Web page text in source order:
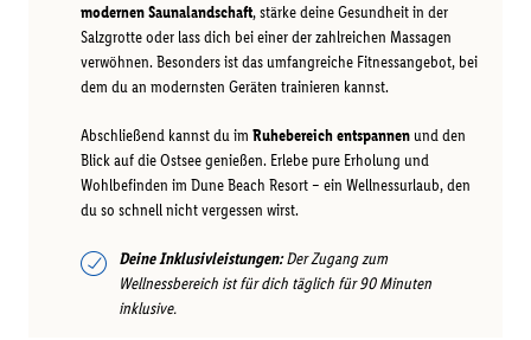
modernen Saunalandschaft, stärke deine Gesundheit in der
Salzgrotte oder lass dich bei einer der zahlreichen Massagen
verwöhnen. Besonders ist das umfangreiche Fitnessangebot, bei
dem du an modernsten Geräten trainieren kannst.
Abschließend kannst du im Ruhebereich entspannen und den
Blick auf die Ostsee genießen. Erlebe pure Erholung und
Wohlbefinden im Dune Beach Resort – ein Wellnessurlaub, den
du so schnell nicht vergessen wirst.
Deine Inklusivleistungen:Der Zugang zum
Wellnessbereich ist für dich täglich für 90 Minuten
inklusive.